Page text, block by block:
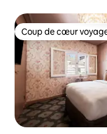
Coup de cœur
Coup de cœur